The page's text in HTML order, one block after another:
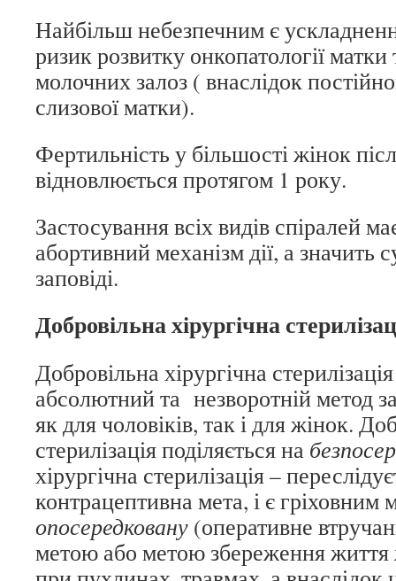
Найбільш небезпечним є
ризик розвитку онкопатології матки
молочних залоз ( внаслідок
слизової матки).
Фертильність у більшості жінок
відновлюється протягом 1 року.
Застосування всіх видів спіралей
абортивний механізм дії, а значить
заповіді.
Добровільна хірургічна
Добровільна хірургічна
абсолютний та незворотній метод
як для чоловіків, так і для жінок.
стерилізація поділяється на
хірургічна стерилізація –
контрацептивна мета, і є гріховним
опосередковану (оперативне
метою або метою збереження життя